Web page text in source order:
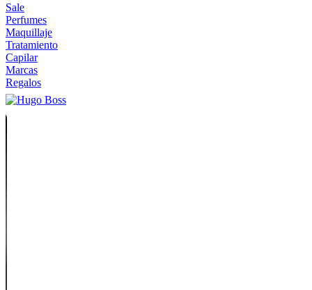
Sale
Perfumes
Maquillaje
Tratamiento
Capilar
Marcas
Regalos